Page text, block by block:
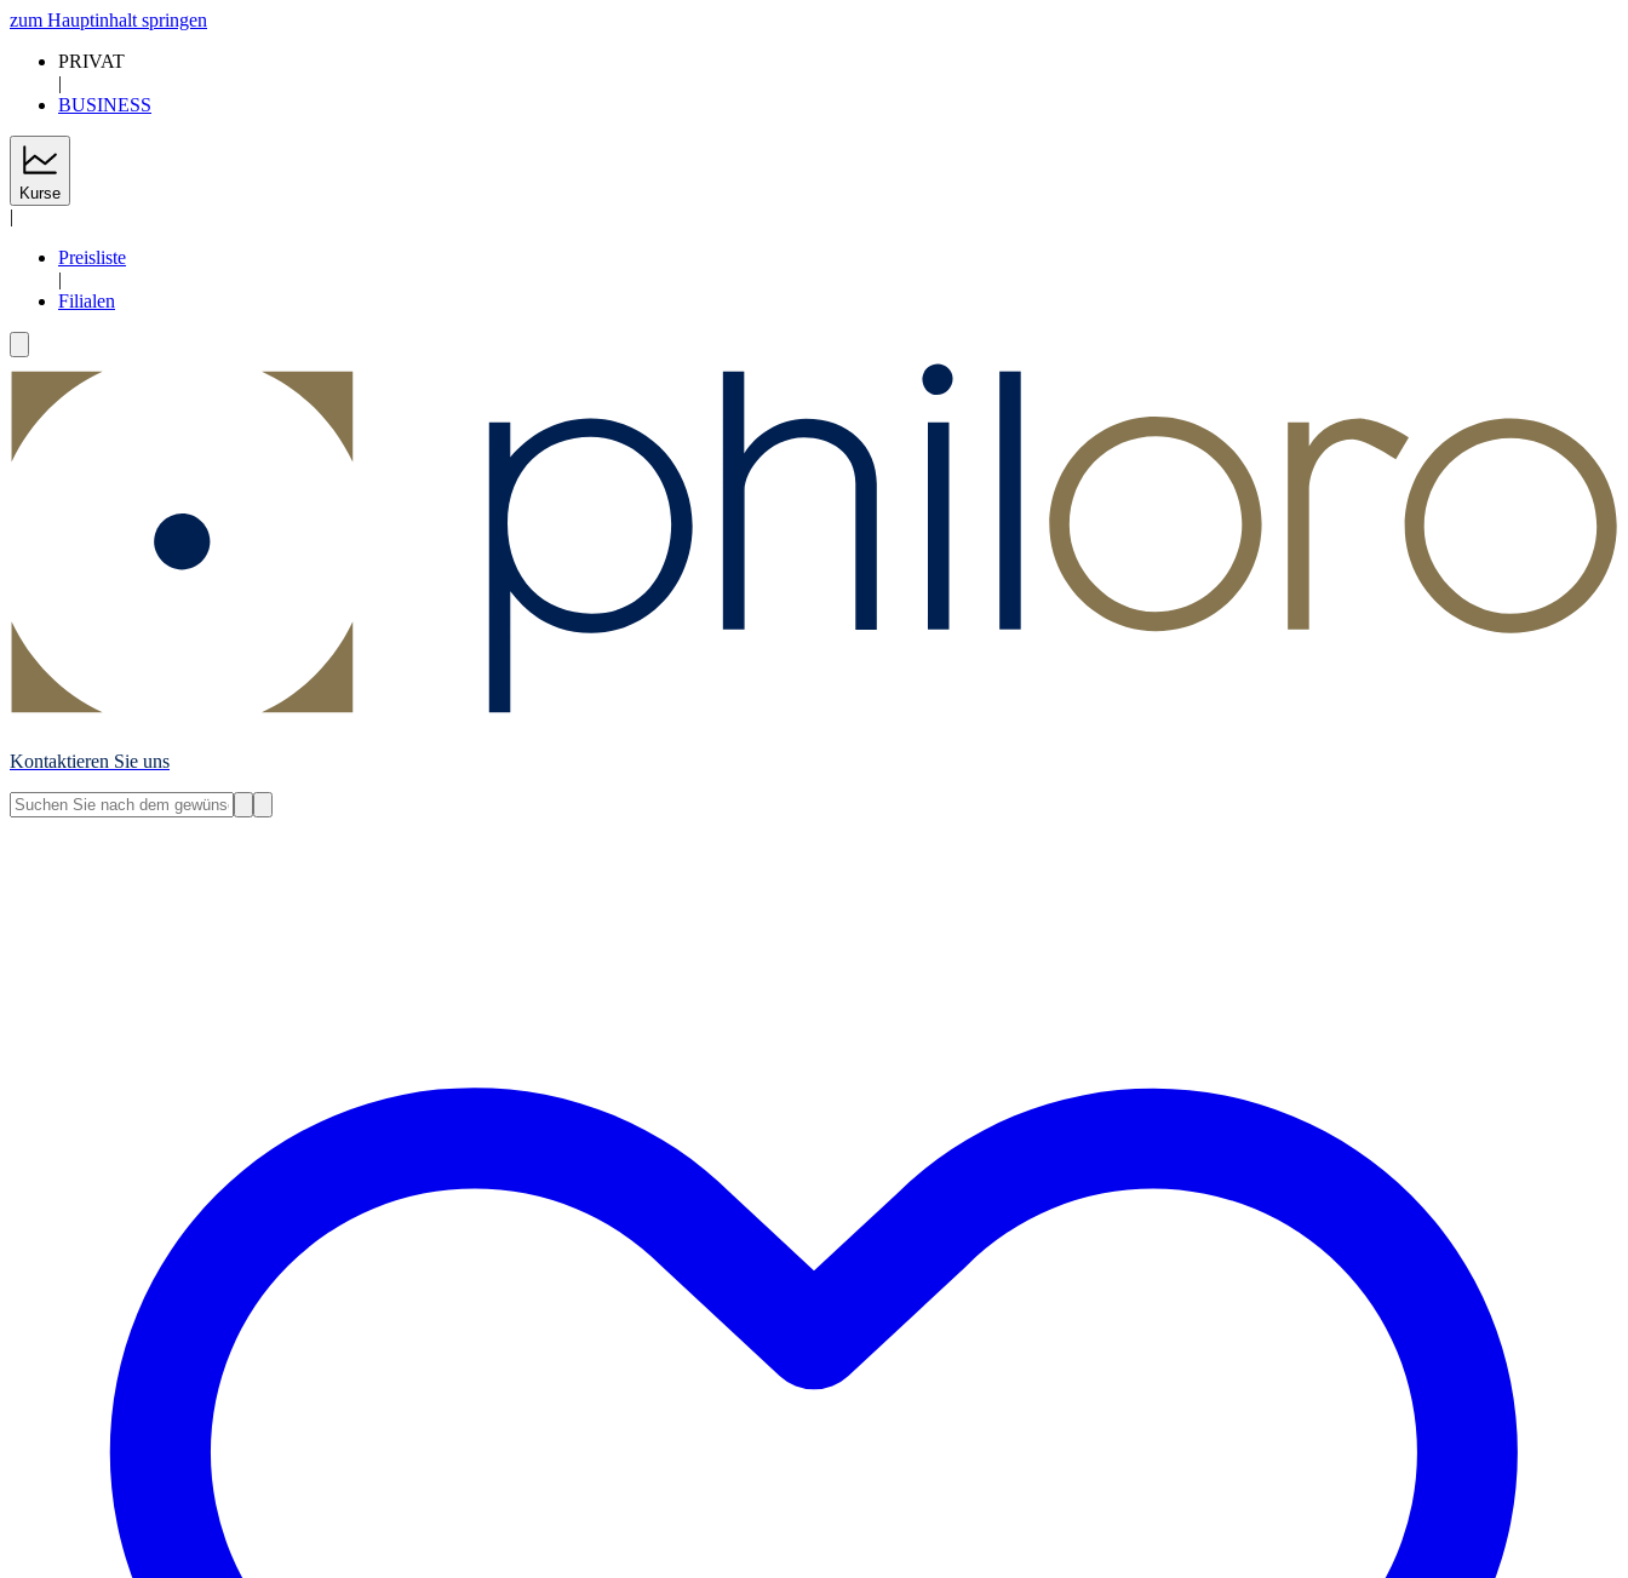
zum Hauptinhalt springen
PRIVAT
|
BUSINESS
Kurse
|
Preisliste
|
Filialen
Kontaktieren Sie uns